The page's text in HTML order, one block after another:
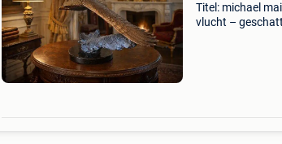
Titel: michael
vlucht –